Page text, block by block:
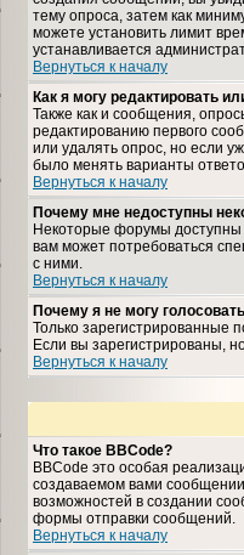
тему опроса, затем как
можете установить лимит
устанавливается
Вернуться к началу
Как я могу редактировать
Также как и сообщения,
редактированию первого
или удалять опрос, но если
было менять варианты
Вернуться к началу
Почему мне недоступны
Некоторые форумы доступны
вам может потребоваться
с ними.
Вернуться к началу
Почему я не могу
Только зарегистрированные
Если вы зарегистрированы,
Вернуться к началу
Что такое BBCode?
BBCode это особая
создаваемом вами
возможностей в создании
формы отправки сообщений.
Вернуться к началу